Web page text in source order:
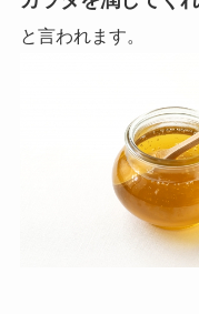
と言われます。